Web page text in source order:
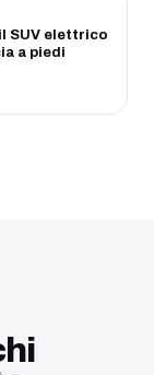
SUV elettrico
a piedi